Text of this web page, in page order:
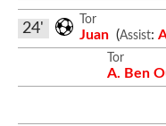
Tor
Juan (Assist:
24'
Tor
A. Ben